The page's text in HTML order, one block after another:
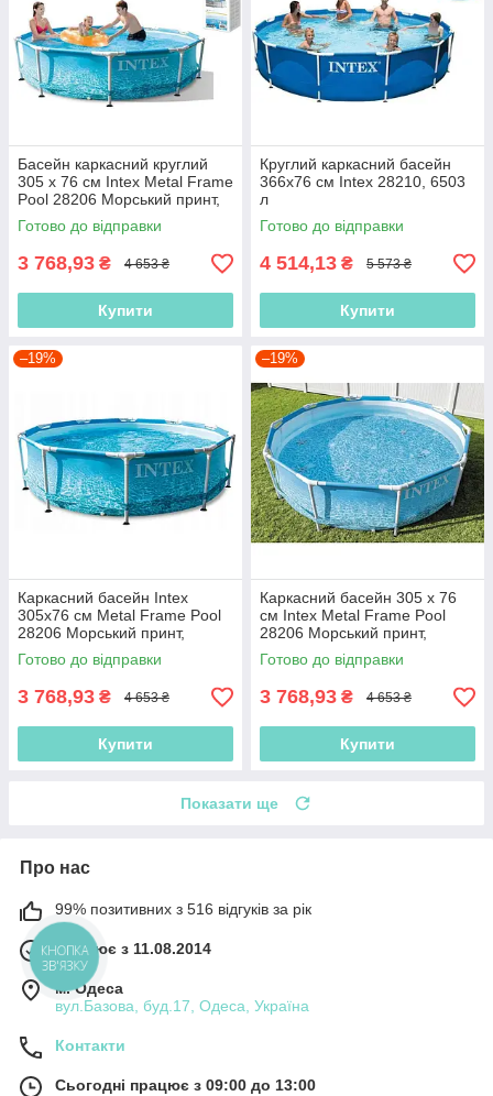
Басейн каркасний круглий
305 x 76 см Intex Metal Frame
Pool 28206 Морський принт,
4485л,
Готово до відправки
3 768,93 ₴ 4 653 ₴
Купити
Круглий каркасний басейн
366х76 см Intex 28210, 6503
л
Готово до відправки
4 514,13 ₴ 5 573 ₴
Купити
–19%
Каркасний басейн Intex
305x76 см Metal Frame Pool
28206 Морський принт,
4485л,
Готово до відправки
3 768,93 ₴ 4 653 ₴
Купити
–19%
Каркасний басейн 305 x 76
см Intex Metal Frame Pool
28206 Морський принт,
4485л,
Готово до відправки
3 768,93 ₴ 4 653 ₴
Купити
Показати ще
Про нас
99% позитивних з 516 відгуків за рік
Працює з 11.08.2014
м. Одеса
вул.Базова, буд.17, Одеса, Україна
Контакти
Сьогодні працює з 09:00 до 13:00
КНОПКА
ЗВ'ЯЗКУ